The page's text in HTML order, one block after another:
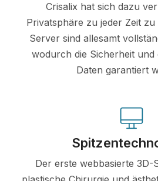
Crisalix hat sich dazu
Privatsphäre zu jeder Zeit
Server sind allesamt
wodurch die Sicherheit
Daten garantiert
Der erste webbasierte 3D-